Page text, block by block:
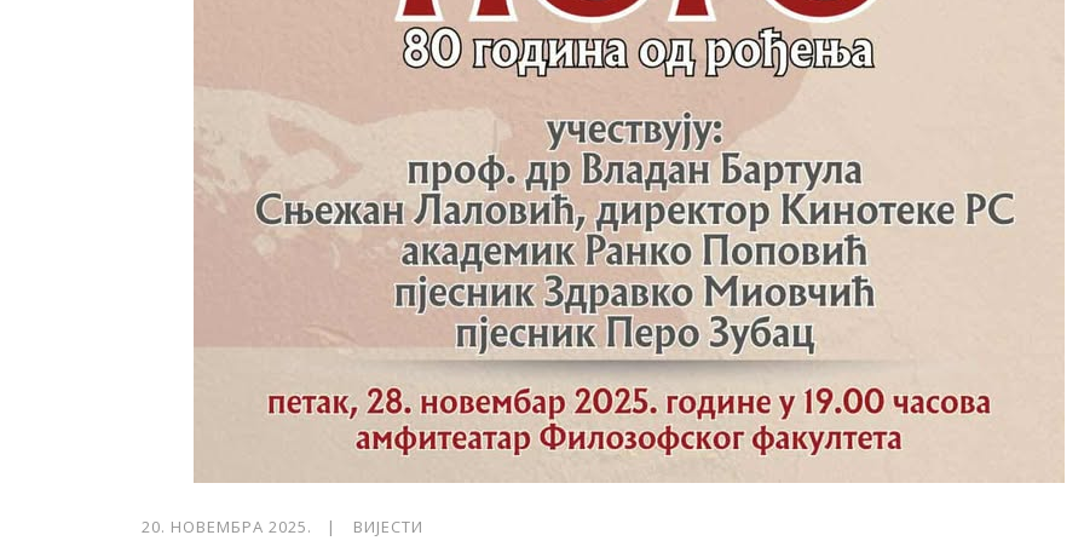
20. НОВЕМБРА 2025. | ВИЈЕСТИ